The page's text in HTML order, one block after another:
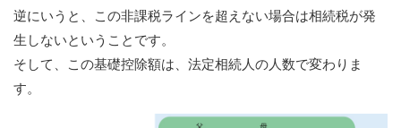
逆にいうと、この非課税ラインを超えない場合は相続税が発
生しないということです。
そして、この基礎控除額は、法定相続人の人数で変わりま
す。